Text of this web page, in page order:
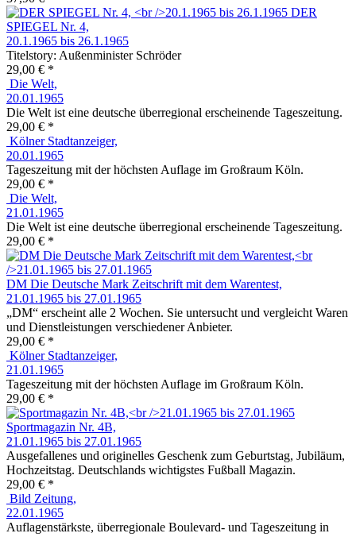
DER
SPIEGEL Nr. 4,
20.1.1965 bis 26.1.1965
Titelstory: Außenminister Schröder
29,00 € *
Die Welt,
20.01.1965
Die Welt ist eine deutsche überregional erscheinende Tageszeitung.
29,00 € *
Kölner Stadtanzeiger,
20.01.1965
Tageszeitung mit der höchsten Auflage im Großraum Köln.
29,00 € *
Die Welt,
21.01.1965
Die Welt ist eine deutsche überregional erscheinende Tageszeitung.
29,00 € *
DM Die Deutsche Mark Zeitschrift mit dem Warentest,
21.01.1965 bis 27.01.1965
„DM“ erscheint alle 2 Wochen. Sie untersucht und vergleicht Waren
und Dienstleistungen verschiedener Anbieter.
29,00 € *
Kölner Stadtanzeiger,
21.01.1965
Tageszeitung mit der höchsten Auflage im Großraum Köln.
29,00 € *
Sportmagazin Nr. 4B,
21.01.1965 bis 27.01.1965
Ausgefallenes und originelles Geschenk zum Geburtstag, Jubiläum,
Hochzeitstag. Deutschlands wichtigstes Fußball Magazin.
29,00 € *
Bild Zeitung,
22.01.1965
Auflagenstärkste, überregionale Boulevard- und Tageszeitung in